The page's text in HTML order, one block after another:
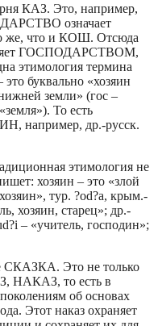
КАЗ. Это, например,
означает
же, что и КОШ. Отсюда
ГОСПОДАРСТВОМ,
этимология термина
буквально «хозяин
земли» (гос –
То есть
например, др.-русск.
этимология не
хозяин – это «злой
тур. ?оd?а, крым.-
хозяин, старец»; др.-
– «учитель, господин»;
СКАЗКА. Это не только
то есть в
об основах
Этот наказ охраняет